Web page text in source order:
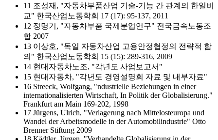
11 조성재, "자동차부품산업 기술-기능 간 관계의 한일비
교" 한국산업노동학회 17 (17): 95-137, 2011
12 정명기, "자동차부품 국제분업연구" 전국금속노동조
합 2007
13 이상호, "독일 자동차산업 고용안정협정의 전략적 함
의" 한국산업노동학회 15 (15): 289-316, 2009
14 현대자동차노조, "각년도 사업보고서"
15 현대자동차, "각년도 경영설명회 자료 및 내부자료"
16 Streeck, Wolfgang, "ndustrielle Beziehungen in einer
internationalisierten Wirtschaft, In Politik der Globalisierung."
Frankfurt am Main 169-202, 1998
17 Jürgens, Ulrich, "Verlagerung nach Mittelosteuropa und
Wandel der Arbeitsmodelle in der Automobilindustrie" Otto
Brenner Stiftung 2009